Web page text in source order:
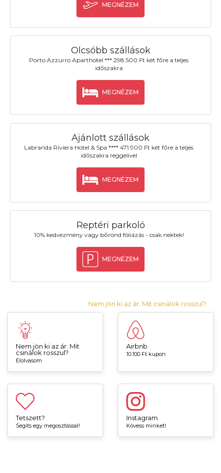
MEGNÉZEM
Olcsóbb szállások
Porto Azzurro Aparthotel *** 298.500 Ft két főre a teljes
időszakra
MEGNÉZEM
Ajánlott szállások
Labranda Riviera Hotel & Spa **** 471.900 Ft két főre a teljes
időszakra reggelivel
MEGNÉZEM
Reptéri parkoló
10% kedvezmény vagy bőrönd fóliázás - csak nektek!
MEGNÉZEM
Nem jön ki az ár. Mit csinálok rosszul?
Nem jön ki az ár. Mit
csinálok rosszul?
Elolvasom
Airbnb
10.100 Ft kupon
Tetszett?
Segíts egy megosztással!
Instagram
Kövess minket!